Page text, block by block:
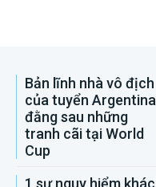
Bản lĩnh nhà vô địch
của tuyển Argentina
đằng sau những
tranh cãi tại World
Cup
1 sự nguy hiểm khác